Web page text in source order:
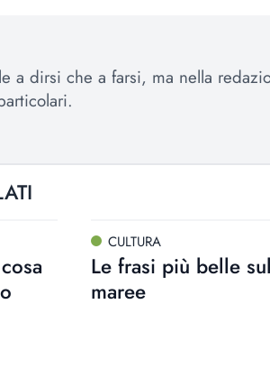
a dirsi che a farsi, ma nella
CULTURA
Le frasi più belle
maree